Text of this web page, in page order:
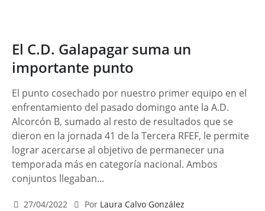
El C.D. Galapagar suma un
importante punto
El punto cosechado por nuestro primer equipo en el
enfrentamiento del pasado domingo ante la A.D.
Alcorcón B, sumado al resto de resultados que se
dieron en la jornada 41 de la Tercera RFEF, le permite
lograr acercarse al objetivo de permanecer una
temporada más en categoría nacional. Ambos
conjuntos llegaban...
27/04/2022 Por Laura Calvo González